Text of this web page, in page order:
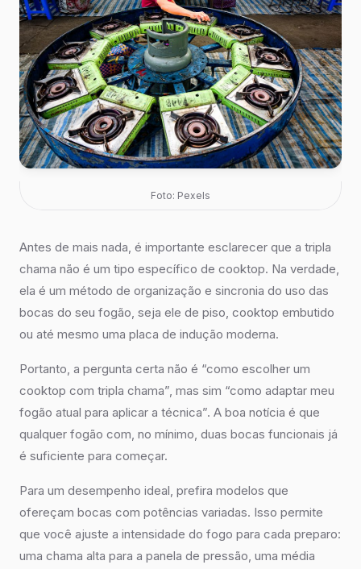
Foto: Pexels
Antes de mais nada, é importante esclarecer que a tripla
chama não é um tipo específico de cooktop. Na verdade,
ela é um método de organização e sincronia do uso das
bocas do seu fogão, seja ele de piso, cooktop embutido
ou até mesmo uma placa de indução moderna.
Portanto, a pergunta certa não é “como escolher um
cooktop com tripla chama”, mas sim “como adaptar meu
fogão atual para aplicar a técnica”. A boa notícia é que
qualquer fogão com, no mínimo, duas bocas funcionais já
é suficiente para começar.
Para um desempenho ideal, prefira modelos que
ofereçam bocas com potências variadas. Isso permite
que você ajuste a intensidade do fogo para cada preparo:
uma chama alta para a panela de pressão, uma média